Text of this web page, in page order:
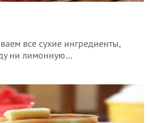
все сухие ингредиенты,
ни лимонную…